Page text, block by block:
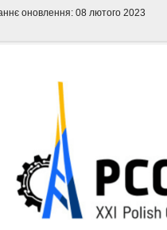
оновлення: 08 лютого 2023